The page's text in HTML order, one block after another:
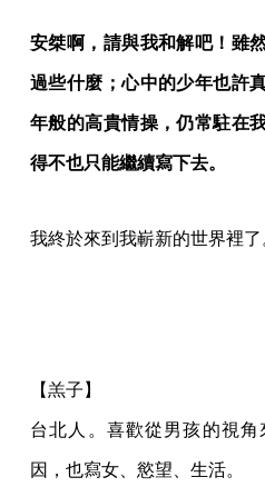
安桀啊，請與我和解吧！雖
過些什麼；心中的少年也許
年般的高貴情操，仍常駐在
得不也只能繼續寫下去。
我終於來到我嶄新的世界裡了
【羔子】
台北人。喜歡從男孩的視
因，也寫女、慾望、生活。